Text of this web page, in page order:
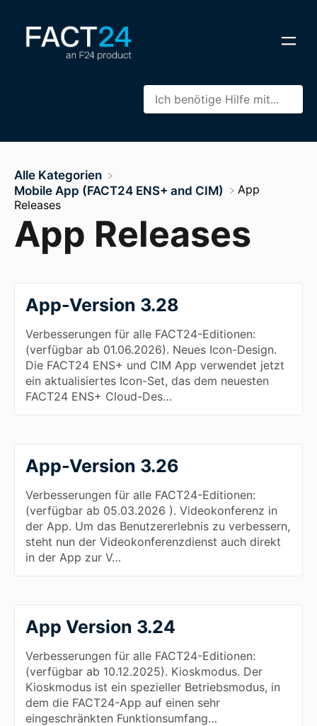
Alle Kategorien
​Mobile App (FACT24 ENS+ and CIM)
​App
Releases
App Releases
App-Version 3.28
Verbesserungen für alle FACT24-Editionen:
(verfügbar ab 01.06.2026). Neues Icon-Design.
Die FACT24 ENS+ und CIM App verwendet jetzt
ein aktualisiertes Icon-Set, das dem neuesten
FACT24 ENS+ Cloud-Des…
App-Version 3.26
Verbesserungen für alle FACT24-Editionen:
(verfügbar ab 05.03.2026 ). Videokonferenz in
der App. Um das Benutzererlebnis zu verbessern,
steht nun der Videokonferenzdienst auch direkt
in der App zur V…
App Version 3.24
Verbesserungen für alle FACT24-Editionen:
(verfügbar ab 10.12.2025). Kioskmodus. Der
Kioskmodus ist ein spezieller Betriebsmodus, in
dem die FACT24-App auf einen sehr
eingeschränkten Funktionsumfang…